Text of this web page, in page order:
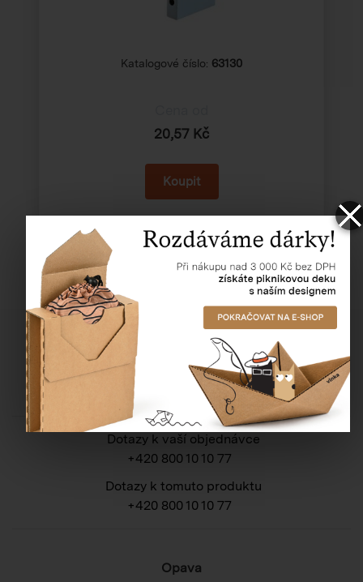
Katalogové číslo: 63130
20,57 Kč
Potřebujete poradit?
Dotazy k vaší objednávce
+420 800 10 10 77
Dotazy k tomuto produktu
+420 800 10 10 77
Opava